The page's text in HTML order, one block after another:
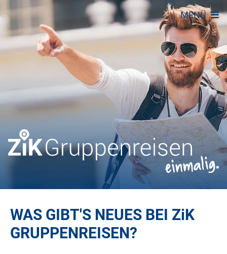
MENÜ
WAS GIBT'S NEUES BEI ZiK
GRUPPENREISEN?